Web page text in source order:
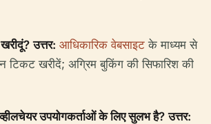
उत्तर: आधिकारिक वेबसाइट के माध्यम से
टिकट खरीदें; अग्रिम बुकिंग की सिफारिश की
उपयोगकर्ताओं के लिए सुलभ है? उत्तर: